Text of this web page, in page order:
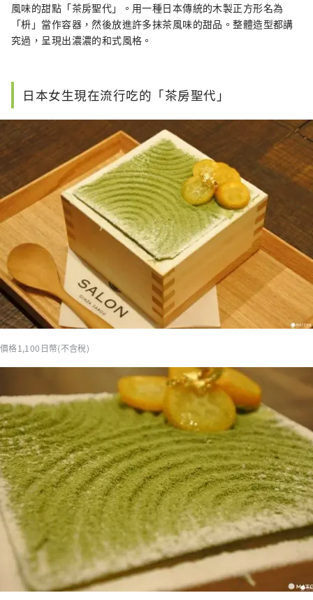
風味的甜點「茶房聖代」。用一種日本傳統的木製正方形名為
「枡」當作容器，然後放進許多抹茶風味的甜品。整體造型都講
究過，呈現出濃濃的和式風格。
日本女生現在流行吃的「茶房聖代」
價格1,100日幣(不含稅)